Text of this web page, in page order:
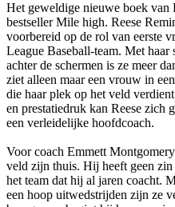
Het geweldige nieuwe boek
bestseller Mile high. Reese
voorbereid op de rol van eerste
League Baseball-team. Met
achter de schermen is ze meer
ziet alleen maar een vrouw in
die haar plek op het veld
en prestatiedruk kan Reese zich
een verleidelijke hoofdcoach.
Voor coach Emmett
veld zijn thuis. Hij heeft geen
het team dat hij al jaren coacht.
een hoop uitwedstrijden zijn ze